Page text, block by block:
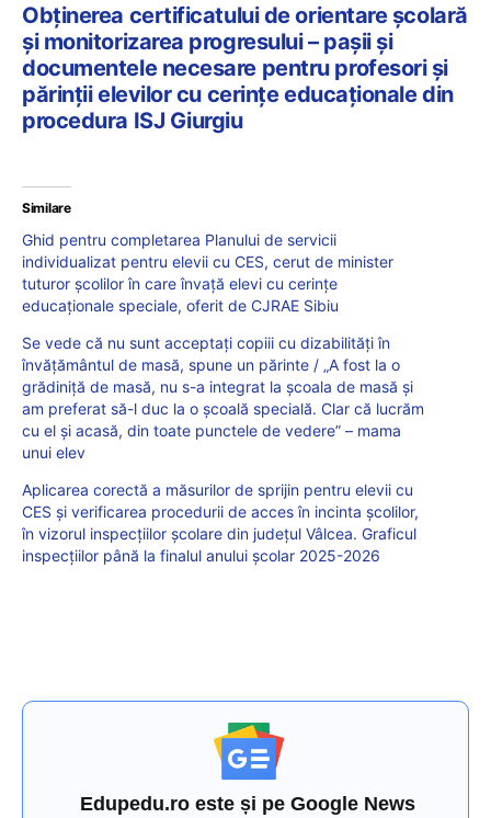
Obținerea certificatului de orientare școlară
și monitorizarea progresului – pașii și
documentele necesare pentru profesori și
părinții elevilor cu cerințe educaționale din
procedura ISJ Giurgiu
Similare
Ghid pentru completarea Planului de servicii
individualizat pentru elevii cu CES, cerut de minister
tuturor școlilor în care învață elevi cu cerințe
educaționale speciale, oferit de CJRAE Sibiu
Se vede că nu sunt acceptați copiii cu dizabilități în
învățământul de masă, spune un părinte / „A fost la o
grădiniță de masă, nu s-a integrat la școala de masă și
am preferat să-l duc la o școală specială. Clar că lucrăm
cu el și acasă, din toate punctele de vedere” – mama
unui elev
Aplicarea corectă a măsurilor de sprijin pentru elevii cu
CES și verificarea procedurii de acces în incinta școlilor,
în vizorul inspecțiilor școlare din județul Vâlcea. Graficul
inspecțiilor până la finalul anului școlar 2025-2026
Edupedu.ro este și pe Google News